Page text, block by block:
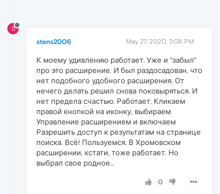
S
stens2006 May 27, 2020, 3:08 PM
К моему удивлению работает. Уже и "забыл"
про это расширение. И был раздосадован, что
нет подобного удобного расширения. От
нечего делать решил снова поковыряться. И
нет предела счастью. Работает. Кликаем
правой кнопкой на иконку, выбираем
Управление расширением и включаем
Разрешить доступ к результатам на странице
поиска. Всё! Пользуемся. В Хромовском
расширении, кстати, тоже работает. Но
выбрал свое родное...
0